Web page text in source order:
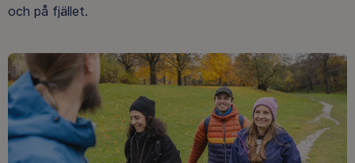
och på fjället.